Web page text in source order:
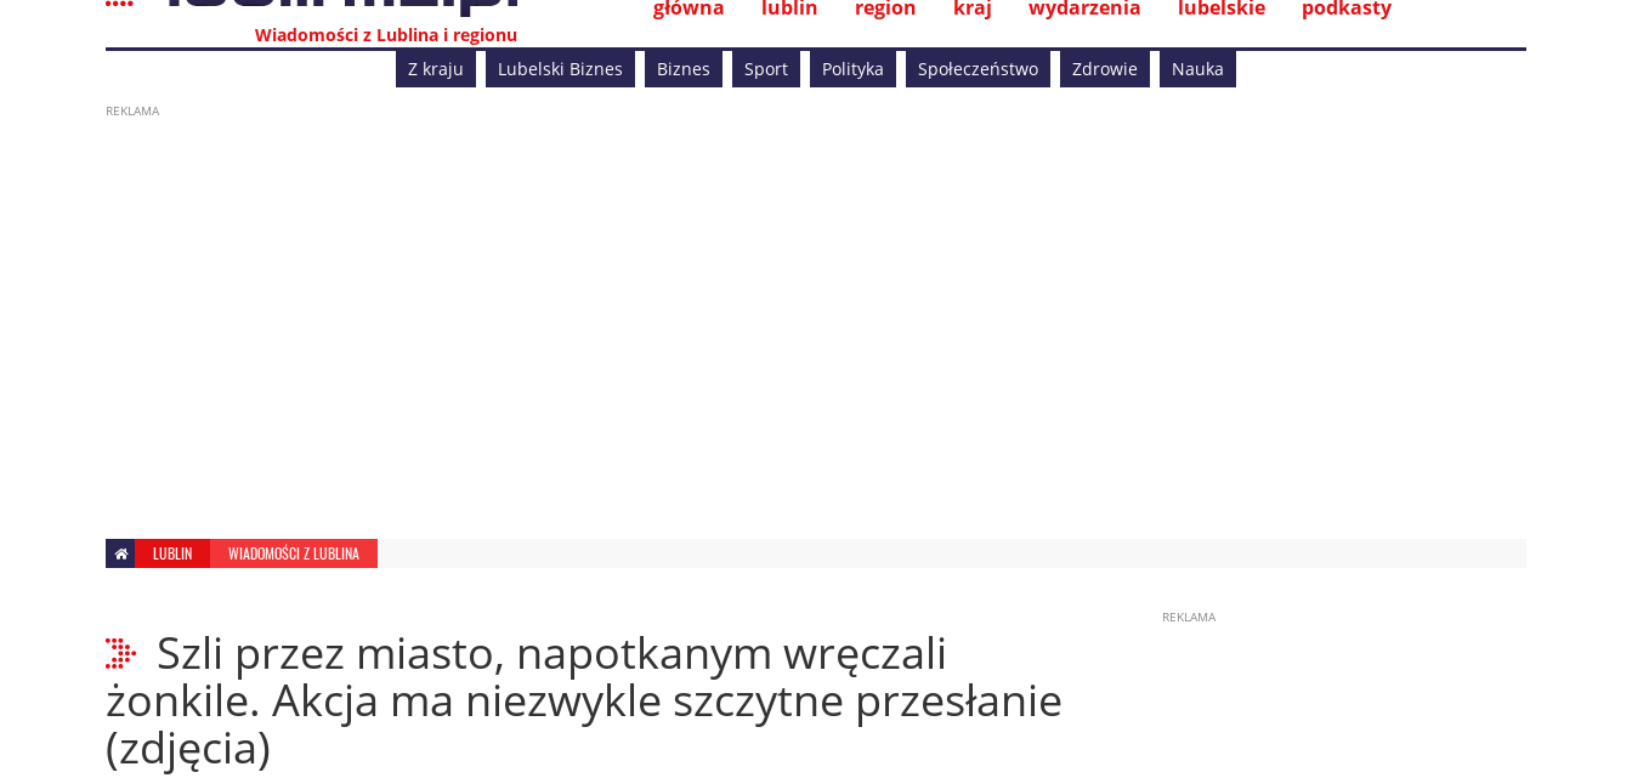
Wiadomości z Lublina i regionu
główna lublin region kraj wydarzenia lubelskie podkasty
Z kraju Lubelski Biznes Biznes Sport Polityka Społeczeństwo Zdrowie Nauka
LUBLIN WIADOMOŚCI Z LUBLINA
Szli przez miasto, napotkanym wręczali
żonkile. Akcja ma niezwykle szczytne przesłanie
(zdjęcia)